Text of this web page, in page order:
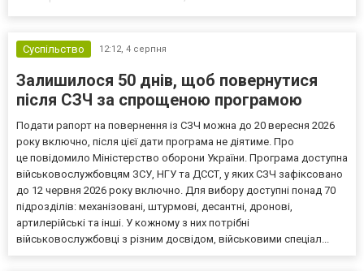
Суспільство
12:12, 4 серпня
Залишилося 50 днів, щоб повернутися
після СЗЧ за спрощеною програмою
Подати рапорт на повернення із СЗЧ можна до 20 вересня 2026
року включно, після цієї дати програма не діятиме. Про
це повідомило Міністерство оборони України. Програма доступна
військовослужбовцям ЗСУ, НГУ та ДССТ, у яких СЗЧ зафіксовано
до 12 червня 2026 року включно. Для вибору доступні понад 70
підрозділів: механізовані, штурмові, десантні, дронові,
артилерійські та інші. У кожному з них потрібні
військовослужбовці з різним досвідом, військовими спеціал...